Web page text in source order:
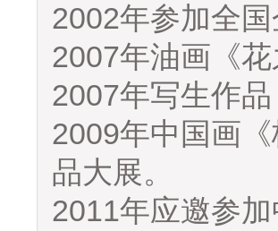
2002年参加全
2007年油画《
2007年写生作
2009年中国画
品大展。
2011年应邀参